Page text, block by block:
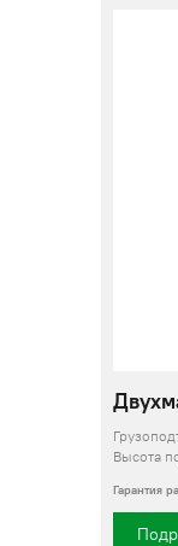
Высота
Гарантия